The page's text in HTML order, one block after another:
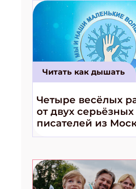
Читать как дышать
Четыре весёлых
от двух серьёзных
писателей из